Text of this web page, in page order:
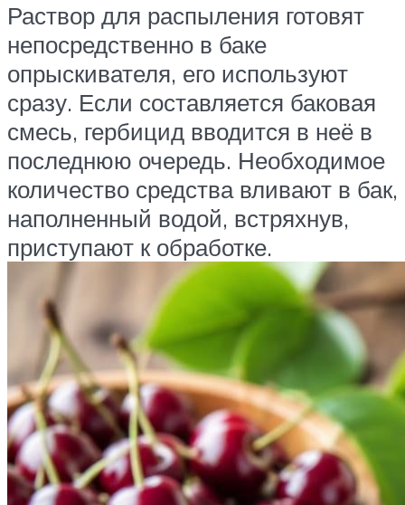
Раствор для распыления готовят
непосредственно в баке
опрыскивателя, его используют
сразу. Если составляется баковая
смесь, гербицид вводится в неё в
последнюю очередь. Необходимое
количество средства вливают в бак,
наполненный водой, встряхнув,
приступают к обработке.